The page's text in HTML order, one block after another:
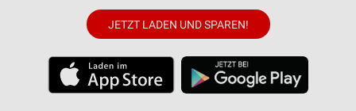
JETZT LADEN UND SPAREN!